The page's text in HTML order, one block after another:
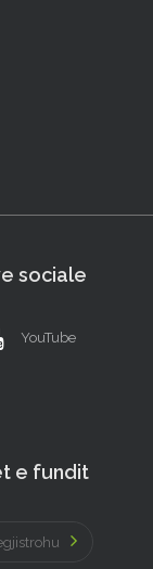
sociale
YouTube
e fundit